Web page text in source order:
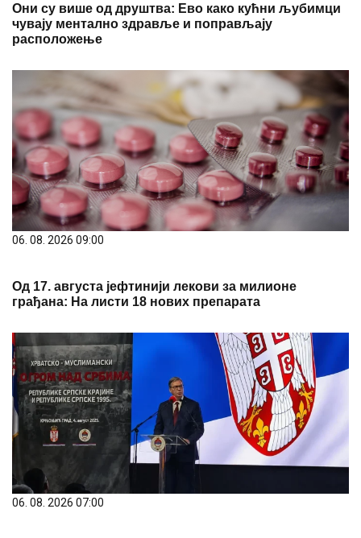
Они су више од друштва: Ево како кућни љубимци
чувају ментално здравље и поправљају
расположење
06. 08. 2026 09:00
Од 17. августа јефтинији лекови за милионе
грађана: На листи 18 нових препарата
06. 08. 2026 07:00